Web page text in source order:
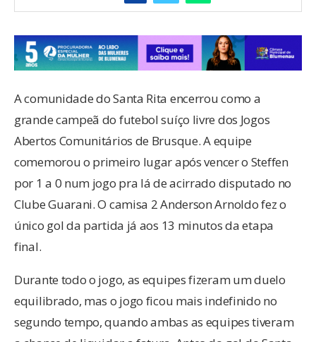
A comunidade do Santa Rita encerrou como a
grande campeã do futebol suíço livre dos Jogos
Abertos Comunitários de Brusque. A equipe
comemorou o primeiro lugar após vencer o Steffen
por 1 a 0 num jogo pra lá de acirrado disputado no
Clube Guarani. O camisa 2 Anderson Arnoldo fez o
único gol da partida já aos 13 minutos da etapa
final.
Durante todo o jogo, as equipes fizeram um duelo
equilibrado, mas o jogo ficou mais indefinido no
segundo tempo, quando ambas as equipes tiveram